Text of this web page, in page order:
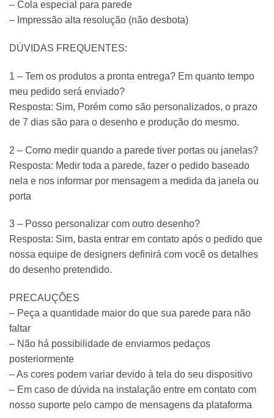
– Cola especial para parede
– Impressão alta resolução (não desbota)
DÚVIDAS FREQUENTES:
1 – Tem os produtos a pronta entrega? Em quanto tempo
meu pedido será enviado?
Resposta: Sim, Porém como são personalizados, o prazo
de 7 dias são para o desenho e produção do mesmo.
2 – Como medir quando a parede tiver portas ou janelas?
Resposta: Medir toda a parede, fazer o pedido baseado
nela e nos informar por mensagem a medida da janela ou
porta
3 – Posso personalizar com outro desenho?
Resposta: Sim, basta entrar em contato após o pedido que
nossa equipe de designers definirá com você os detalhes
do desenho pretendido.
PRECAUÇÕES
– Peça a quantidade maior do que sua parede para não
faltar
– Não há possibilidade de enviarmos pedaços
posteriormente
– As cores podem variar devido à tela do seu dispositivo
– Em caso de dúvida na instalação entre em contato com
nosso suporte pelo campo de mensagens da plataforma